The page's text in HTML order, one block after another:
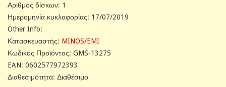
Αριθμός δίσκων: 1
Ημερομηνία κυκλοφορίας: 17/07/2019
Other Info:
Κατασκευαστής: MINOS/EMI
Κωδικός Προϊόντος: GMS-13275
EAN: 0602577972393
Διαθεσιμότητα: Διαθέσιμο